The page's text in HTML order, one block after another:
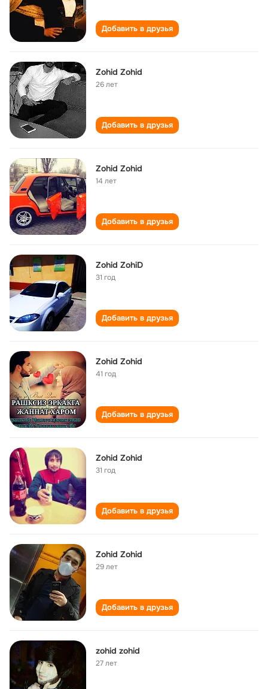
Добавить в друзья
Zohid Zohid
26 лет
Добавить в друзья
Zohid Zohid
14 лет
Добавить в друзья
Zohid ZohiD
31 год
Добавить в друзья
Zohid Zohid
41 год
Добавить в друзья
Zohid Zohid
31 год
Добавить в друзья
Zohid Zohid
29 лет
Добавить в друзья
zohid zohid
27 лет